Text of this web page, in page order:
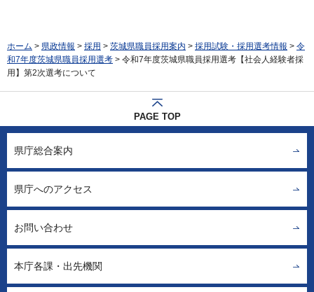
ホーム > 県政情報 > 採用 > 茨城県職員採用案内 > 採用試験・採用選考情報 > 令
和7年度茨城県職員採用選考 > 令和7年度茨城県職員採用選考【社会人経験者採
用】第2次選考について
PAGE TOP
県庁総合案内
県庁へのアクセス
お問い合わせ
本庁各課・出先機関